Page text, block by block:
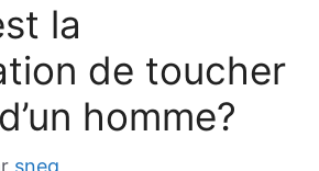
la
de toucher
homme?
sneg